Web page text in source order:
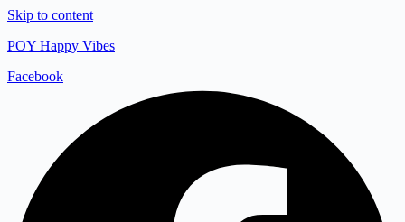
Skip to content
POY Happy Vibes
Facebook